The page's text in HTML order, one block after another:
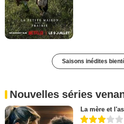
Saisons inédites
Nouvelles séries
La mère et